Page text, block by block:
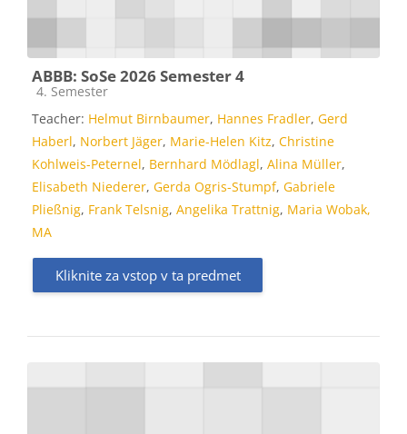
ABBB: SoSe 2026 Semester 4
Kategorija predmeta
4. Semester
Teacher: Helmut Birnbaumer, Hannes Fradler, Gerd
Haberl, Norbert Jäger, Marie-Helen Kitz, Christine
Kohlweis-Peternel, Bernhard Mödlagl, Alina Müller,
Elisabeth Niederer, Gerda Ogris-Stumpf, Gabriele
Pließnig, Frank Telsnig, Angelika Trattnig, Maria Wobak,
MA
Kliknite za vstop v ta predmet